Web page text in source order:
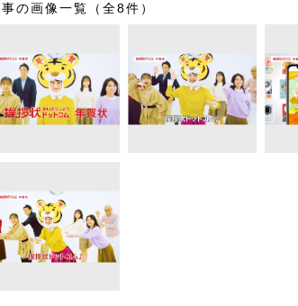
の画像一覧（全8件）